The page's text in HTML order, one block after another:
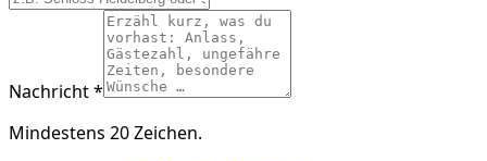
Nachricht *
Mindestens 20 Zeichen.